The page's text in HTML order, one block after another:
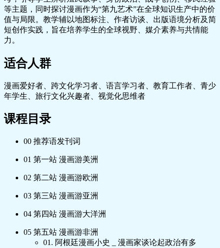
等主题，同时探讨漫画作为“第九艺术”在全球知识生产中的价
值与局限。教学辅以地图标注、作者访谈、出版语境分析及简
短创作实践，旨在培养学生的全球视野、媒介素养与共情能
力。
适合人群
漫画爱好者、跨文化学习者、语言学习者、教育工作者、青少
年学生、旅行文化兴趣者、视觉化思维者
课程目录
00 推荐语发刊词
01 第一站 漫画游美洲
02 第二站 漫画游欧洲
03 第三站 漫画游亚洲
04 第四站 漫画游大洋洲
05 第五站 漫画游非洲
01. 阿根廷漫画小史 _ 漫画家谈论起政治有多